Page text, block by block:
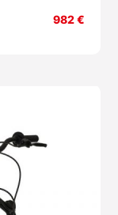
982€